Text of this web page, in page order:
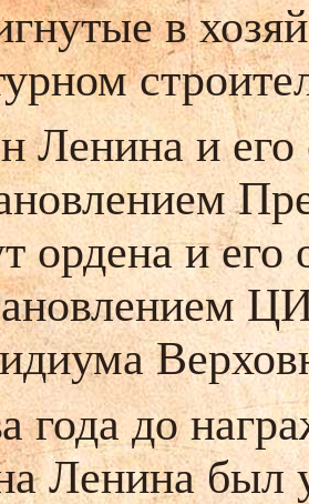
в
Ленина и
ордена и
года до
Ленина был